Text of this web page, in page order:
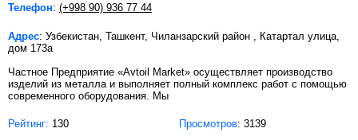
Телефон: (+998 90) 936 77 44
Адрес: Узбекистан, Ташкент, Чиланзарский район , Катартал улица,
дом 173а
Частное Предприятие «Avtoil Market» осуществляет производство
изделий из металла и выполняет полный комплекс работ с помощью
современного оборудования. Мы
Рейтинг: 130 Просмотров: 3139